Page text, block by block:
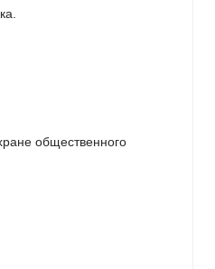
общественного